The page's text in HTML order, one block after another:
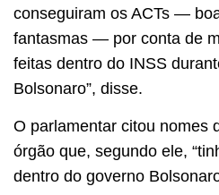
conseguiram os ACTs —
fantasmas — por conta de
feitas dentro do INSS
Bolsonaro”, disse.
O parlamentar citou nomes
órgão que, segundo ele,
dentro do governo